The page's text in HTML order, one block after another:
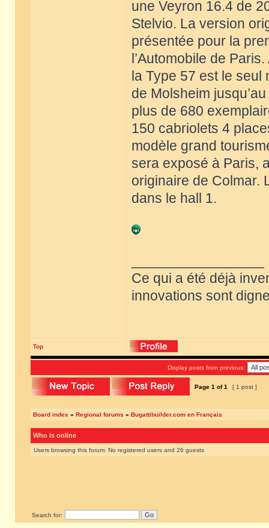
une Veyron 16.4 de
Stelvio. La version
présentée pour la
l’Automobile de
la Type 57 est le seul
de Molsheim
plus de 680
150 cabriolets 4
modèle grand
sera exposé à Paris,
originaire de Colmar.
dans le hall 1.
Ce qui a été déjà
innovations sont
Top
Display posts from previous:
Page 1 of1 [ 1 post ]
Board index » Regional forums » Bugattibuilder.com en Français
Who is online
Users browsing this forum: No registered users and 26 guests
Search for: